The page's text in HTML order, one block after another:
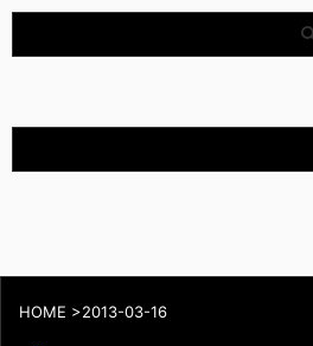
Amapedia
HOME >2013-03-16